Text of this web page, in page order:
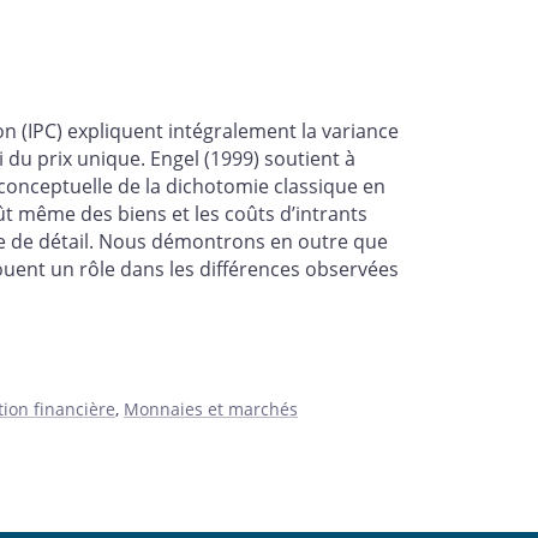
(IPC) expliquent intégralement la variance
prix unique. Engel (1999) soutient à
de la dichotomie classique en
des biens et les coûts d’intrants
de détail. Nous démontrons en outre que
un rôle dans les différences observées
financière, Monnaies et marchés